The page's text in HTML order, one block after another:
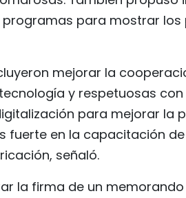
para mostrar
mejorar la
y respetuosas
para mejorar la
en la capacitación
señaló.
la firma de un